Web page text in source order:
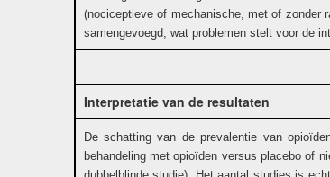
(nociceptieve of mechanische, met of zonder
samengevoegd, wat problemen stelt voor de
Interpretatie van de resultaten
De schatting van de prevalentie van
behandeling met opioïden versus placebo of